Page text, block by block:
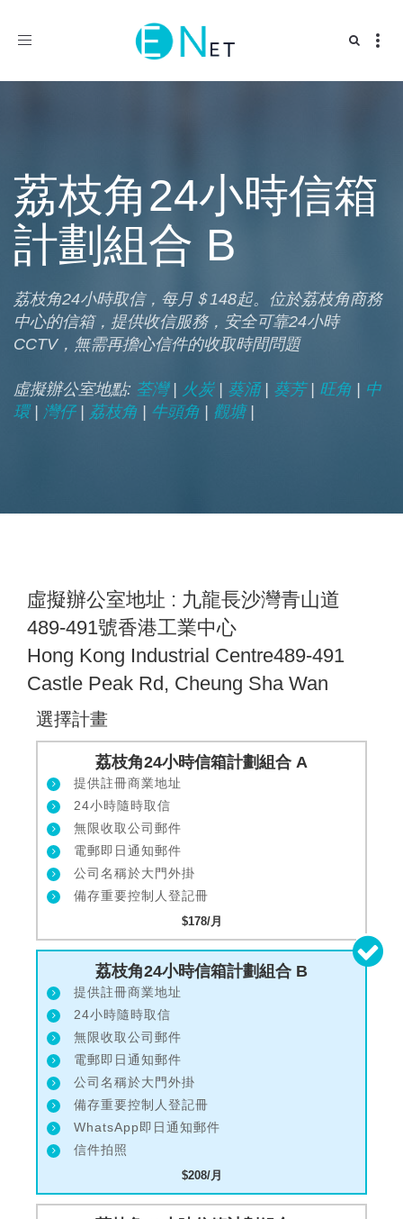
Toggle
荔枝角24小時信箱
計劃組合 B
荔枝角24小時取信，每月＄148起。位於荔枝角商務
中心的信箱，提供收信服務，安全可靠24小時
CCTV，無需再擔心信件的收取時間問題
虛擬辦公室地點: 荃灣| 火炭| 葵涌| 葵芳| 旺角
中
環| 灣仔| 荔枝角 牛頭角 觀塘|
虛擬辦公室地址 : 九龍長沙灣青山道
489-491號香港工業中心
Hong Kong Industrial Centre489-491
Castle Peak Rd, Cheung Sha Wan
選擇計畫
荔枝角24小時信箱計劃組合 A
提供註冊商業地址
24小時隨時取信
無限收取公司郵件
電郵即日通知郵件
公司名稱於大門外掛
備存重要控制人登記冊
$178/月
荔枝角24小時信箱計劃組合 B
提供註冊商業地址
24小時隨時取信
無限收取公司郵件
電郵即日通知郵件
公司名稱於大門外掛
備存重要控制人登記冊
WhatsApp即日通知郵件
信件拍照
$208/月